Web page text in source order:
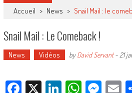
Accueil > News > Snail Mail : le
Snail Mail : Le Comeback !
News Vidéos byDavid Servant- 21
Facebook
X LinkedIn